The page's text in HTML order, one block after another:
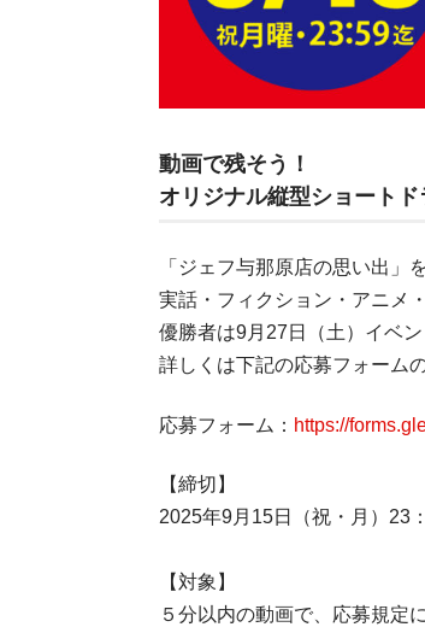
動画で残そう！
オリジナル縦型ショート
「ジェフ与那原店の思い出
実話・フィクション・アニメ
優勝者は9月27日（土）イベン
詳しくは下記の応募フォーム
応募フォーム： https://
【締切】
2025年9月15日（祝・月）23
【対象】
５分以内の動画で、応募規定